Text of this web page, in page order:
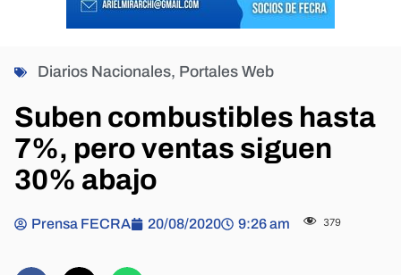
Diarios Nacionales, Portales Web
Suben combustibles hasta
7%, pero ventas siguen
30% abajo
Prensa FECRA 20/08/2020 9:26 am 379